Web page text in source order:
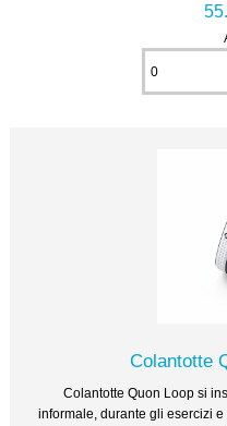
Colantotte
Colantotte Quon Loop si
informale, durante gli esercizi